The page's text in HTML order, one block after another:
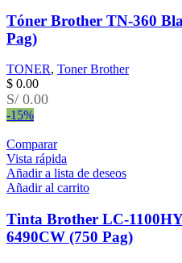
Tóner Brother TN-360
Pag)
TONER, Toner Brother
$ 0.00
S/ 0.00
-15%
Comparar
Vista rápida
Añadir a lista de deseos
Añadir al carrito
Tinta Brother LC-
6490CW (750 Pag)